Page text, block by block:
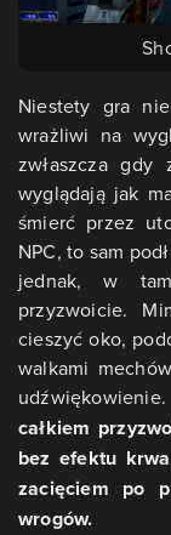
Niestety gra
wrażliwi na
zwłaszcza gdy
wyglądają jak
śmierć przez
NPC, to sam
jednak, w
przyzwoicie.
cieszyć oko,
walkami
całkiem
bez efektu
zacięciem po
wrogów.